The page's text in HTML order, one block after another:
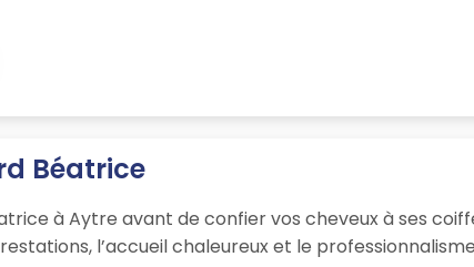
Béatrice
à Aytre avant de confier vos cheveux à ses
l’accueil chaleureux et le